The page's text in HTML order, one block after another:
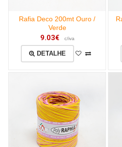
Rafia Deco 200mt Ouro /
Verde
9.03€ c/iva
DETALHE